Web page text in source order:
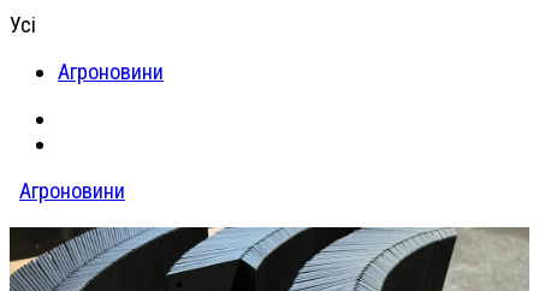
Усі
Агроновини
Агроновини